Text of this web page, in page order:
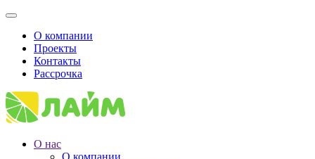
О компании
Проекты
Контакты
Рассрочка
О нас
О компании